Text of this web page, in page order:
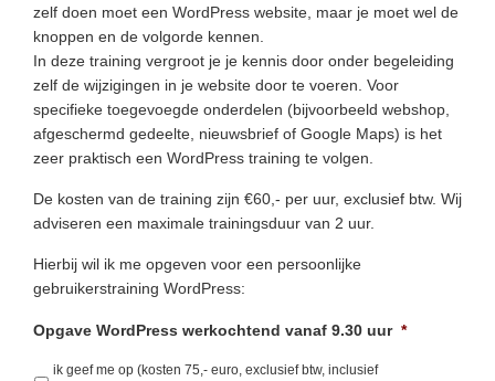
zelf doen moet een WordPress website, maar je moet wel de
knoppen en de volgorde kennen.
In deze training vergroot je je kennis door onder begeleiding
zelf de wijzigingen in je website door te voeren. Voor
specifieke toegevoegde onderdelen (bijvoorbeeld webshop,
afgeschermd gedeelte, nieuwsbrief of Google Maps) is het
zeer praktisch een WordPress training te volgen.
De kosten van de training zijn €60,- per uur, exclusief btw. Wij
adviseren een maximale trainingsduur van 2 uur.
Hierbij wil ik me opgeven voor een persoonlijke
gebruikerstraining WordPress:
Opgave WordPress werkochtend vanaf 9.30 uur *
ik geef me op (kosten 75,- euro, exclusief btw, inclusief